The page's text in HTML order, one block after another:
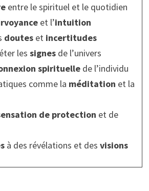
entre le spirituel et le quotidien
et l’intuition
douteset incertitudes
les signesde l’univers
spirituellede l’individu
comme la méditation et la
de protection et de
à des révélations et des visions